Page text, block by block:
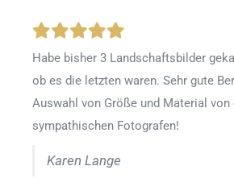
Habe bisher 3 Landschaftsbilder
ob es die letzten waren. Sehr gute
Auswahl von Größe und Material von
sympathischen Fotografen!
Karen Lange